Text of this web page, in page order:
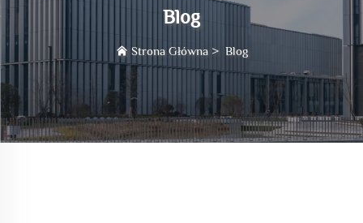
Blog
Strona Główna> Blog